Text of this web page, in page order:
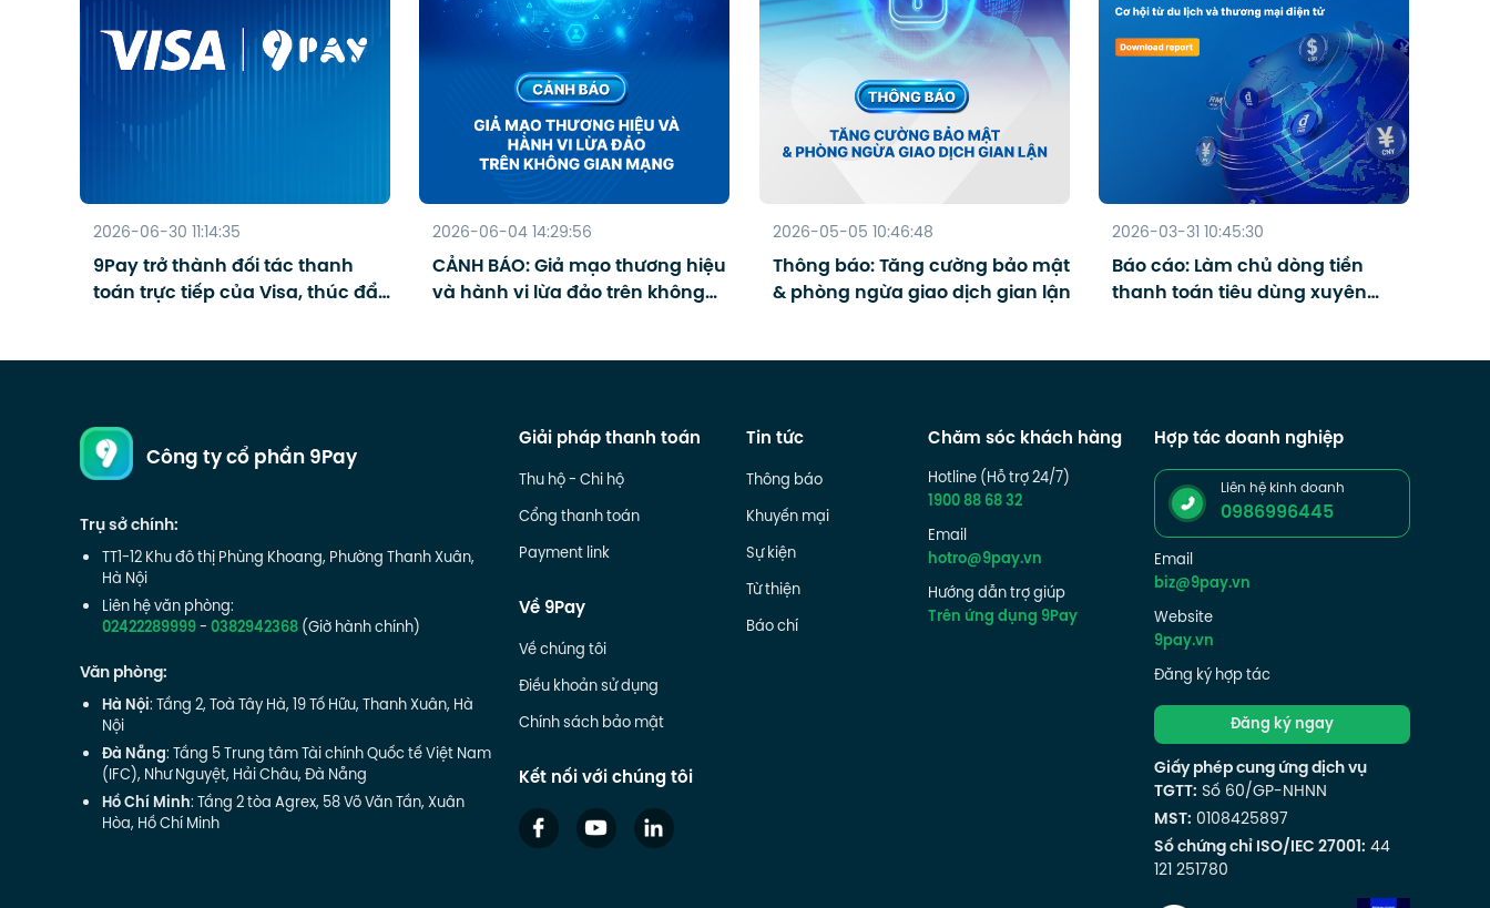
2026-06-30 11:14:35
9Pay trở thành đối tác thanh
toán trực tiếp của Visa, thúc đẩy
2026-06-04 14:29:56
CẢNH BÁO: Giả mạo thương hiệu
và hành vi lừa đảo trên không
2026-05-05 10:46:48
Thông báo: Tăng cường bảo mật
& phòng ngừa giao dịch gian lận
2026-03-31 10:45:30
Báo cáo: Làm chủ dòng tiền
thanh toán tiêu dùng xuyên
Công ty cổ phần 9Pay
Trụ sở chính:
TT1-12 Khu đô thị Phùng Khoang, Phường Thanh Xuân,
Hà Nội
Liên hệ văn phòng:
02422289999-0382942368(Giờ hành chính)
Văn phòng:
Hà Nội: Tầng 2, Toà Tây Hà, 19 Tố Hữu, Thanh Xuân, Hà
Nội
Đà Nẵng: Tầng 5 Trung tâm Tài chính Quốc tế Việt Nam
(IFC), Như Nguyệt, Hải Châu, Đà Nẵng
Hồ Chí Minh: Tầng 2 tòa Agrex, 58 Võ Văn Tần, Xuân
Hòa, Hồ Chí Minh
Giải pháp thanh toán
Thu hộ - Chi hộ
Cổng thanh toán
Payment link
Về 9Pay
Về chúng tôi
Điều khoản sử dụng
Chính sách bảo mật
Kết nối với chúng tôi
Tin tức
Thông báo
Khuyến mại
Sự kiện
Từ thiện
Báo chí
Chăm sóc khách hàng
Hotline (Hỗ trợ 24/7)
1900 88 68 32
Email
hotro@9pay.vn
Hướng dẫn trợ giúp
Trên ứng dụng 9Pay
Hợp tác doanh nghiệp
Liên hệ kinh doanh
0986996445
Email
biz@9pay.vn
Website
9pay.vn
Đăng ký hợp tác
Đăng ký ngay
Giấy phép cung ứng dịch vụ
TGTT: Số 60/GP-NHNN
MST: 0108425897
Số chứng chỉ ISO/IEC 27001: 44
121 251780